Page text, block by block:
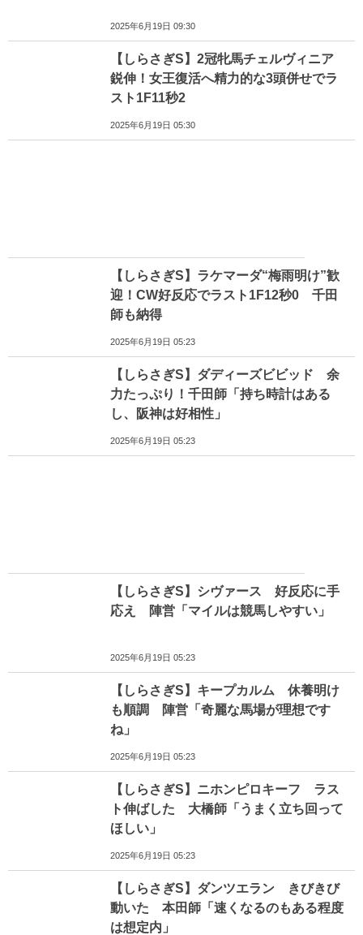
2025年6月19日 09:30
【しらさぎS】2冠牝馬チェルヴィニア
鋭伸！女王復活へ精力的な3頭併せでラ
スト1F11秒2
2025年6月19日 05:30
【しらさぎS】ラケマーダ“梅雨明け”歓
迎！CW好反応でラスト1F12秒0 千田
師も納得
2025年6月19日 05:23
【しらさぎS】ダディーズビビッド 余
力たっぷり！千田師「持ち時計はある
し、阪神は好相性」
2025年6月19日 05:23
【しらさぎS】シヴァース 好反応に手
応え 陣営「マイルは競馬しやすい」
2025年6月19日 05:23
【しらさぎS】キープカルム 休養明け
も順調 陣営「奇麗な馬場が理想です
ね」
2025年6月19日 05:23
【しらさぎS】ニホンピロキーフ ラス
ト伸ばした 大橋師「うまく立ち回って
ほしい」
2025年6月19日 05:23
【しらさぎS】ダンツエラン きびきび
動いた 本田師「速くなるのもある程度
は想定内」